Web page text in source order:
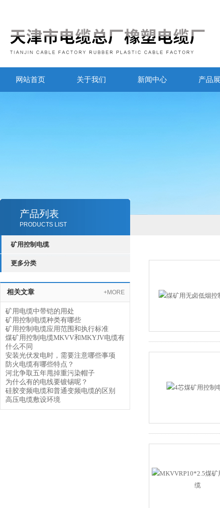
网站首页 关于我们 新闻中心 产品
产品列表
PRODUCTS LIST
矿用控制电缆
更多分类
相关文章 +MORE
矿用电缆中带铠的用处
矿用控制电缆种类有哪些
矿用控制电缆应用范围和执行标准
煤矿用控制电缆MKVV和MKYJV电缆有
什么不同
安装光伏发电时，需要注意哪些事项
防火电缆有哪些特点？
河北争取五年甩掉重污染帽子
为什么有的电线要镀锡呢？
硅胶变频电缆和普通变频电缆的区别
高压电缆敷设环境